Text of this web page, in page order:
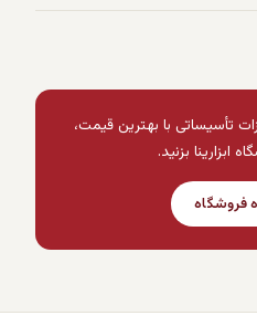
تأسیساتی با بهترین قیمت،
ابزارینا بزنید.
فروشگاه